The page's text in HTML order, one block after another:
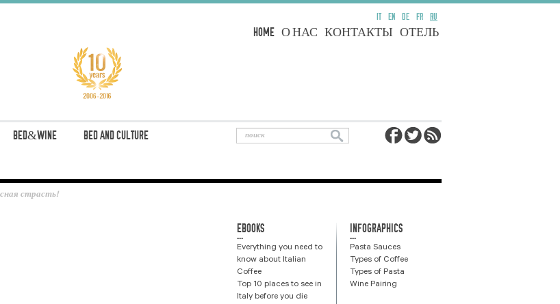
IT EN DE FR RU
HOME О НАС КОНТАКТЫ ОТЕЛЬ
BED&WINE BED AND CULTURE
страсть!
EBOOKS
...
Everything you need to
know about Italian
Coffee
Top 10 places to see in
Italy before you die
INFOGRAPHICS
...
Pasta Sauces
Types of Coffee
Types of Pasta
Wine Pairing